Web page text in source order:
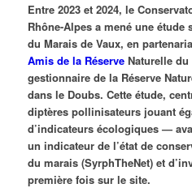
Entre 2023 et 2024, le
Rhône-Alpes a mené une étude
du Marais de Vaux, en
Amis de la RéserveNaturelle du
gestionnaire de la Réserve
dans le Doubs. Cette étude,
diptères pollinisateurs jouant
d’indicateurs écologiques —
un indicateur de l’état de
du marais (SyrphTheNet) et
première fois sur le site.